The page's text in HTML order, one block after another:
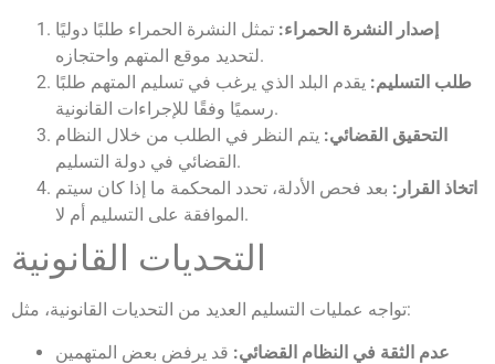
إصدار النشرة الحمراء: تمثل النشرة الحمراء طلبًا دوليًا
لتحديد موقع المتهم واحتجازه.
طلب التسليم: يقدم البلد الذي يرغب في تسليم المتهم طلبًا
رسميًا وفقًا للإجراءات القانونية.
التحقيق القضائي: يتم النظر في الطلب من خلال النظام
القضائي في دولة التسليم.
اتخاذ القرار: بعد فحص الأدلة، تحدد المحكمة ما إذا كان سيتم
الموافقة على التسليم أم لا.
التحديات القانونية
تواجه عمليات التسليم العديد من التحديات القانونية، مثل:
عدم الثقة في النظام القضائي: قد يرفض بعض المتهمين